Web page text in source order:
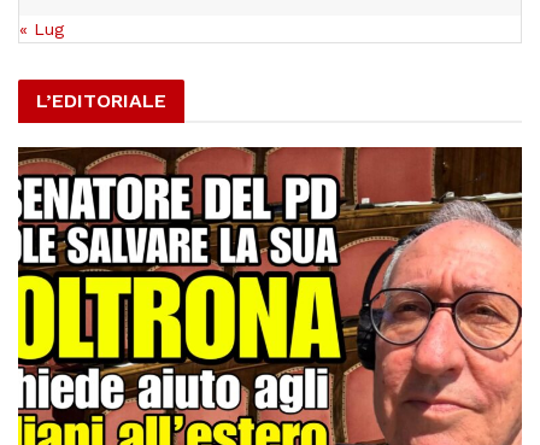
« Lug
L’EDITORIALE